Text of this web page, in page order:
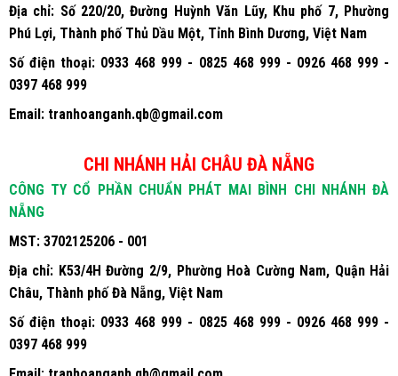
Địa chỉ: Số 220/20, Đường Huỳnh Văn Lũy, Khu phố 7, Phường
Phú Lợi, Thành phố Thủ Dầu Một, Tỉnh Bình Dương, Việt Nam
Số điện thoại: 0933 468 999 - 0825 468 999 - 0926 468 999 -
0397 468 999
Email:tranhoanganh.qb@gmail.com
CHI NHÁNH HẢI CHÂU ĐÀ NẴNG
CÔNG TY CỔ PHẦN CHUẨN PHÁT MAI BÌNH CHI NHÁNH ĐÀ
NẴNG
MST:3702125206 - 001
Địa chỉ: K53/4H Đường 2/9, Phường Hoà Cường Nam, Quận Hải
Châu, Thành phố Đà Nẵng, Việt Nam
Số điện thoại: 0933 468 999 - 0825 468 999 - 0926 468 999 -
0397 468 999